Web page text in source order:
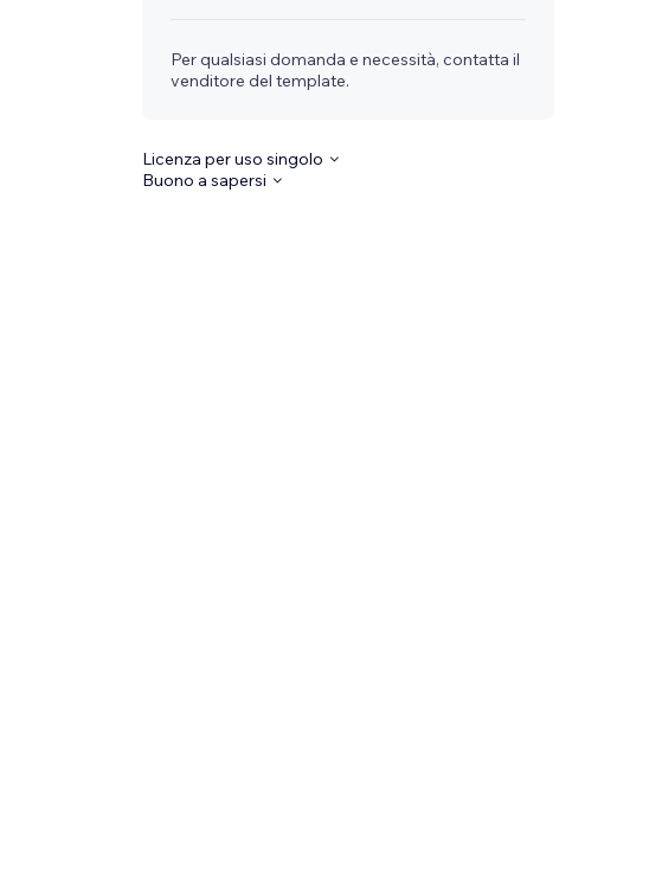
Per qualsiasi domanda e necessità, contatta il
venditore del template.
Licenza per uso singolo
Buono a sapersi